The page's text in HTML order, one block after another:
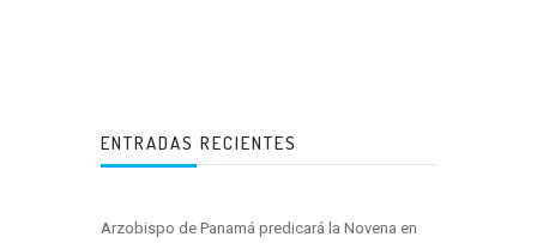
ENTRADAS RECIENTES
Arzobispo de Panamá predicará la Novena en